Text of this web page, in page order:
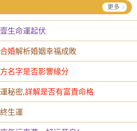
更多
生命運起伏
婚解析婚姻幸福成敗
名字是否影響緣分
秘密,詳解是否有富貴命格
生運